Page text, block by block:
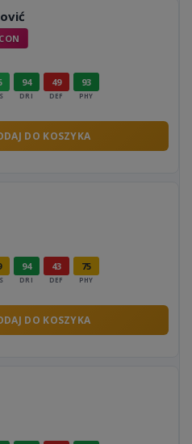
94
DRI
49
DEF
93
PHY
DO KOSZYKA
94
DRI
43
DEF
75
PHY
DO KOSZYKA